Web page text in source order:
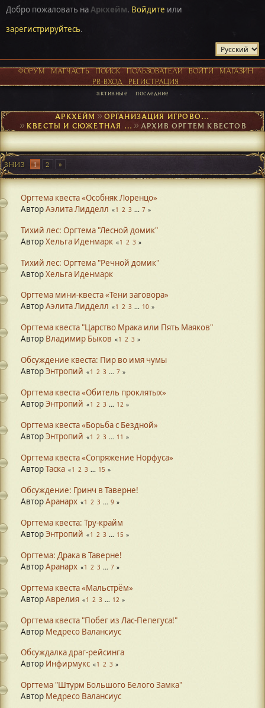
Добро пожаловать наАркхейм. Войдите или
зарегистрируйтесь.
ФОРУМ МАТЧАСТЬ ПОИСК ПОЛЬЗОВАТЕЛИ ВОЙТИ
МАГАЗИН
PR-ВХОД
РЕГИСТРАЦИЯ
активные последние
АРКХЕЙМ► ОРГАНИЗАЦИЯ ИГРОВОГО ПРОЦЕССА
► КВЕСТЫ И СЮЖЕТНАЯ ОСНОВА ►АРХИВ ОРГТЕМ КВЕСТОВ
ВНИЗ 1 2
Оргтема квеста «Особняк Лоренцо»
АвторАэлита Лидделл 1 2 3 ... 7
Тихий лес: Оргтема "Лесной домик"
АвторХельга Иденмарк 1 2 3
Тихий лес: Оргтема "Речной домик"
АвторХельга Иденмарк
Оргтема мини-квеста «Тени заговора»
АвторАэлита Лидделл 1 2 3 ... 10
Оргтема квеста "Царство Мрака или Пять Маяков"
Автор Владимир Быков 1 2 3
Обсуждение квеста: Пир во имя чумы
АвторЭнтропий 1 2 3 ... 7
Оргтема квеста «Обитель проклятых»
АвторЭнтропий 1 2 3 ... 12
Оргтема квеста «Борьба с Бездной»
АвторЭнтропий 1 2 3 ... 11
Оргтема квеста «Сопряжение Норфуса»
АвторТаска 1 2 3 ... 15
Обсуждение: Гринч в Таверне!
АвторАранарх 1 2 3 ... 9
Оргтема квеста: Тру-крайм
АвторЭнтропий 1 2 3 ... 15
Оргтема: Драка в Таверне!
АвторАранарх 1 2 3 ... 7
Оргтема квеста «Мальстрём»
АвторАврелия 1 2 3 ... 12
Оргтема квеста "Побег из Лас-Пепегуса!"
Автор Медресо Валансиус
Обсуждалка драг-рейсинга
Автор Инфирмукс 1 2 3
Оргтема "Штурм Большого Белого Замка"
Автор Медресо Валансиус